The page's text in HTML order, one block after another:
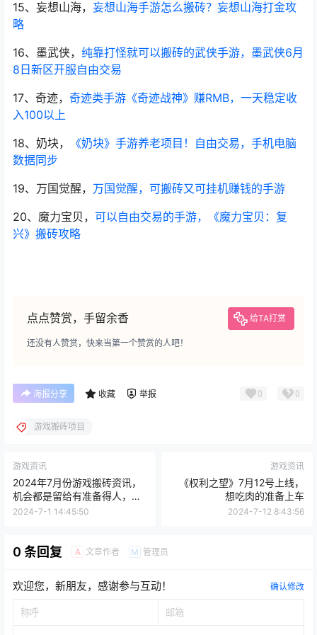
15、妄想山海， 妄想山海手游怎么搬砖？妄想山海打金攻
略
16、墨武侠， 纯靠打怪就可以搬砖的武侠手游，墨武侠6月
8日新区开服自由交易
17、奇迹， 奇迹类手游《奇迹战神》赚RMB，一天稳定收
入100以上
18、奶块，
《奶块》手游养老项目！自由交易，手机电脑
数据同步
19、万国觉醒， 万国觉醒，可搬砖又可挂机赚钱的手游
20、魔力宝贝， 可以自由交易的手游，《魔力宝贝：复
兴》搬砖攻略
点点赞赏，手留余香 给TA打赏
还没有人赞赏，快来当第一个赞赏的人吧！
海报分享 收藏 举报 0 0
游戏搬砖项目
游戏资讯
2024年7月份游戏搬砖资讯，
机会都是留给有准备得人，搬
砖游戏早知道早吃肉
2024-7-1 14:45:50
游戏资讯
《权利之望》7月12号上线，
想吃肉的准备上车
2024-7-12 8:43:56
0 条回复 A 文章作者 M 管理员
欢迎您，新朋友，感谢参与互动！ 确认修改